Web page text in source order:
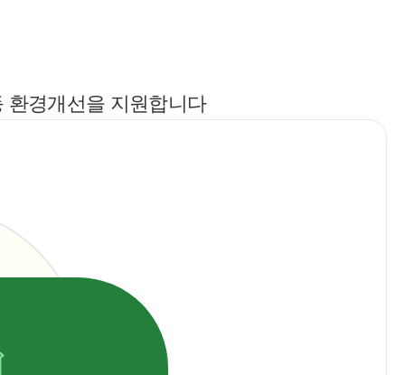
환경개선을 지원합니다